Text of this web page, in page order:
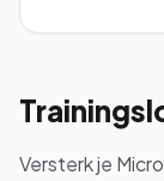
Versterk je